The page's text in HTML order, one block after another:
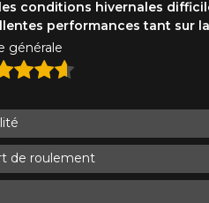
conditions hivernales
performances tant sur
générale
de roulement
2
Commentaire
Envoyer
*Attention cette dimension
véhicule directement avant